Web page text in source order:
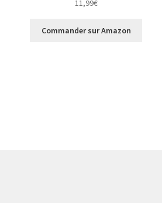
11,99€
Commander sur Amazon